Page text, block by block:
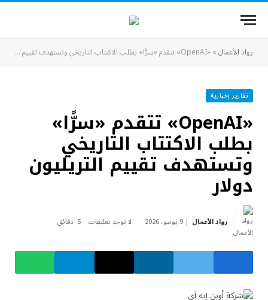
رواد الأعمال»«OpenAI» تتقدم «سرًّا» بطلب الاكتتاب التاريخي وتستهدف تقييم التريليون دولار
تقارير إخبارية
«OpenAI» تتقدم «سرًّا»
بطلب الاكتتاب التاريخي
وتستهدف تقييم التريليون
دولار
رواد الأعمال 9 يونيو، 2026 لا توجد تعليقات 5 دقائق